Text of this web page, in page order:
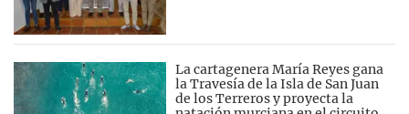
La cartagenera María Reyes gana
la Travesía de la Isla de San Juan
de los Terreros y proyecta la